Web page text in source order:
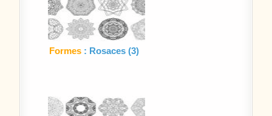
Formes : Rosaces (3)